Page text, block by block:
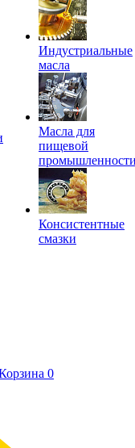
Индустриальные
масла
Масла для
пищевой
Консистентные
смазки
0